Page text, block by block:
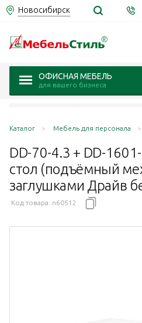
Новосибирск
ОФИСНАЯ МЕБЕЛЬ
для вашего бизнеса
Каталог Мебель для персонала
DD-70-4.3 + DD-
стол (подъёмный
заглушками Драйв
Код товара: n60512